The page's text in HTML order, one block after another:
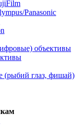
Panasonic
объективы
(рыбий глаз, фишай)